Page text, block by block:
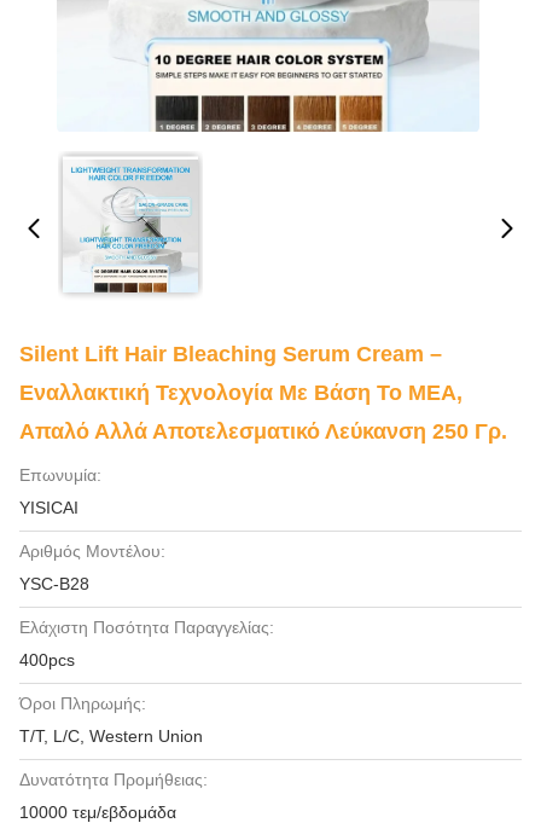
Silent Lift Hair Bleaching Serum Cream –
Εναλλακτική Τεχνολογία Με Βάση Το ΜΕΑ,
Απαλό Αλλά Αποτελεσματικό Λεύκανση 250 Γρ.
Επωνυμία:
YISICAI
Αριθμός Μοντέλου:
YSC-B28
Ελάχιστη Ποσότητα Παραγγελίας:
400pcs
Όροι Πληρωμής:
T/T, L/C, Western Union
Δυνατότητα Προμήθειας:
10000 τεμ/εβδομάδα